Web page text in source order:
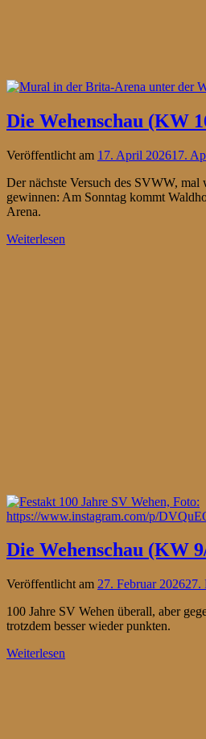
Die Wehenschau (KW
Veröffentlicht am 17. April 202617.
Der nächste Versuch des SVWW, mal
gewinnen: Am Sonntag kommt
Arena.
Weiterlesen
Die Wehenschau (KW
Veröffentlicht am 27. Februar 202627.
100 Jahre SV Wehen überall, aber
trotzdem besser wieder punkten.
Weiterlesen